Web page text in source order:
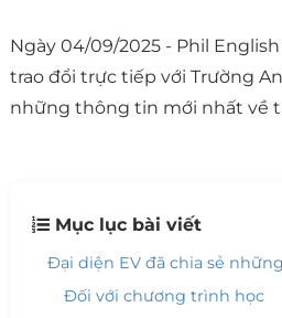
Ngày 04/09/2025 - Phil
trao đổi trực tiếp với Trường
những thông tin mới nhất về
Mục lục bài viết
Đại diện EV đã chia sẻ
Đối với chương trình học